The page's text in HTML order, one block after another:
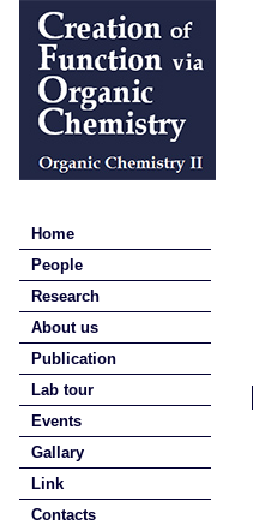
Home
People
Research
About us
Publication
Lab tour
Events
Gallary
Link
Contacts